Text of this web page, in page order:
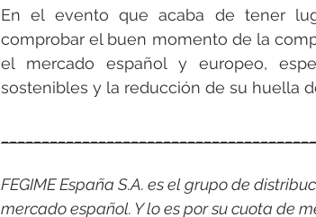
En el evento que acaba de tener
comprobar el buen momento de la
el mercado español y europeo,
sostenibles y la reducción de su huella
FEGIME España S.A. es el grupo de
mercado español. Y lo es por su cuota de